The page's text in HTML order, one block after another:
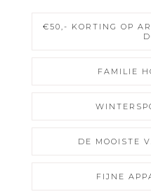
€50,- KORTING OP
FAMILIE
DE MOOISTE
FIJNE